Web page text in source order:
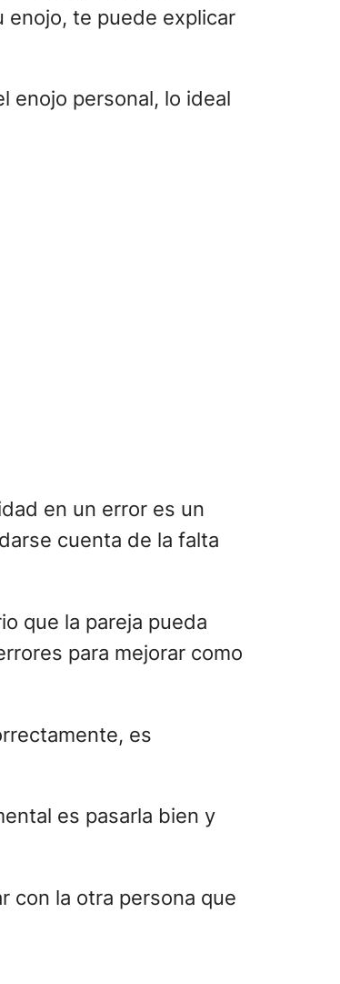
enojo, te puede explicar
enojo personal, lo ideal
en un error es un
cuenta de la falta
que la pareja pueda
para mejorar como
es
es pasarla bien y
con la otra persona que